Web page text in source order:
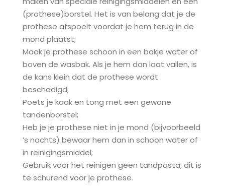
(prothese)borstel. Het is van belang dat je de
prothese afspoelt voordat je hem terug in de
mond plaatst;
Maak je prothese schoon in een bakje water of
boven de wasbak. Als je hem dan laat vallen, is
de kans klein dat de prothese wordt
beschadigd;
Poets je kaak en tong met een gewone
tandenborstel;
Heb je je prothese niet in je mond (bijvoorbeeld
’s nachts) bewaar hem dan in schoon water of
in reinigingsmiddel;
Gebruik voor het reinigen geen tandpasta, dit is
te schurend voor je prothese.